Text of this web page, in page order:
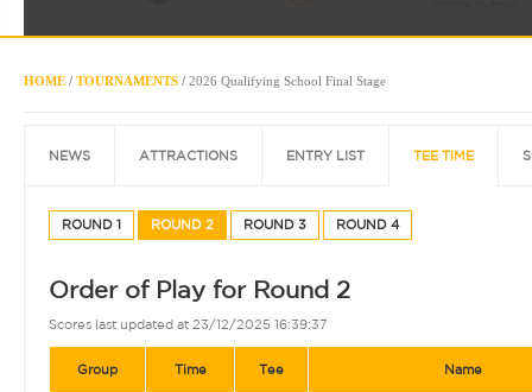
HOME / TOURNAMENTS / 2026 Qualifying School Final Stage
NEWS ATTRACTIONS ENTRY LIST TEE TIME
ROUND 1 ROUND 2 ROUND 3 ROUND 4
Order of Play for Round 2
Scores last updated at 23/12/2025 16:39:37
Group Time Tee Name